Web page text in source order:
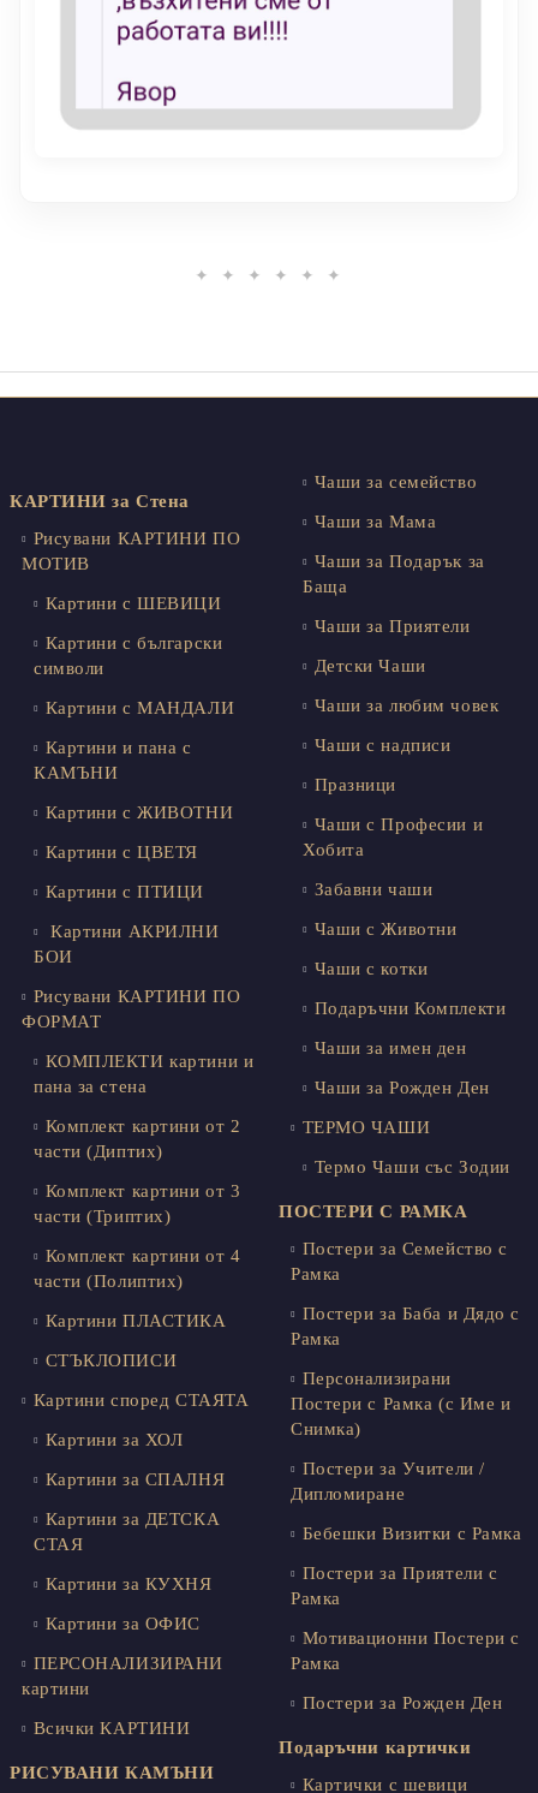
✦ ✦ ✦ ✦ ✦ ✦
КАРТИНИ за Стена
Рисувани КАРТИНИ ПО
МОТИВ
Картини с ШЕВИЦИ
Картини с български
символи
Картини с МАНДАЛИ
Картини и пана с
КАМЪНИ
Картини с ЖИВОТНИ
Картини с ЦВЕТЯ
Картини с ПТИЦИ
Картини АКРИЛНИ
БОИ
Рисувани КАРТИНИ ПО
ФОРМАТ
КОМПЛЕКТИ картини и
пана за стена
Комплект картини от 2
части (Диптих)
Комплект картини от 3
части (Триптих)
Комплект картини от 4
части (Полиптих)
Картини ПЛАСТИКА
СТЪКЛОПИСИ
Картини според СТАЯТА
Картини за ХОЛ
Картини за СПАЛНЯ
Картини за ДЕТСКА
СТАЯ
Картини за КУХНЯ
Картини за ОФИС
ПЕРСОНАЛИЗИРАНИ
картини
Всички КАРТИНИ
РИСУВАНИ КАМЪНИ
Чаши за семейство
Чаши за Мама
Чаши за Подарък за
Баща
Чаши за Приятели
Детски Чаши
Чаши за любим човек
Чаши с надписи
Празници
Чаши с Професии и
Хобита
Забавни чаши
Чаши с Животни
Чаши с котки
Подаръчни Комплекти
Чаши за имен ден
Чаши за Рожден Ден
ТЕРМО ЧАШИ
Термо Чаши със Зодии
ПОСТЕРИ С РАМКА
Постери за Семейство с
Рамка
Постери за Баба и Дядо с
Рамка
Персонализирани
Постери с Рамка (с Име и
Снимка)
Постери за Учители /
Дипломиране
Бебешки Визитки с Рамка
Постери за Приятели с
Рамка
Мотивационни Постери с
Рамка
Постери за Рожден Ден
Подаръчни картички
Картички с шевици